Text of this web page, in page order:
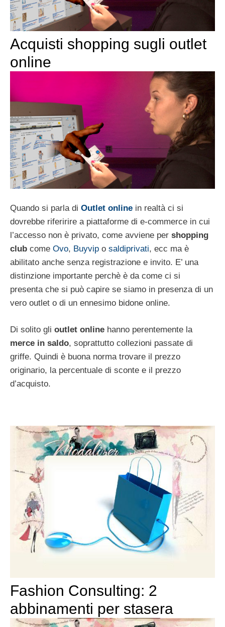
Acquisti shopping sugli outlet
online
Quando si parla di Outlet online in realtà ci si
dovrebbe riferirire a piattaforme di e-commerce in cui
l’accesso non è privato, come avviene per shopping
club come Ovo, Buyvip o saldiprivati, ecc ma è
abilitato anche senza registrazione e invito. E’ una
distinzione importante perchè è da come ci si
presenta che si può capire se siamo in presenza di un
vero outlet o di un ennesimo bidone online.
Di solito gli outlet online hanno perentemente la
merce in saldo, soprattutto collezioni passate di
griffe. Quindi è buona norma trovare il prezzo
originario, la percentuale di sconte e il prezzo
d’acquisto.
Fashion Consulting: 2
abbinamenti per stasera